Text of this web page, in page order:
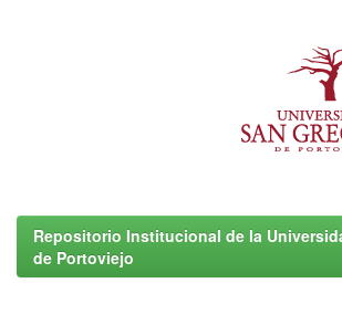
Repositorio Institucional de la
de Portoviejo